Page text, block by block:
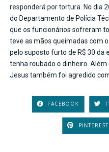
responderá por tortura. No dia
do Departamento de Polícia
que os funcionários sofreram
teve as mãos queimadas com
pelo suposto furto de R$ 30 da
tenha roubado o dinheiro.
Jesus também foi agredido
FACEBOOK
PINTEREST